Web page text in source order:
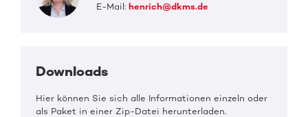
E-Mail:henrich@dkms.de
Downloads
Hier können Sie sich alle Informationen einzeln oder
als Paket in einer Zip-Datei herunterladen.